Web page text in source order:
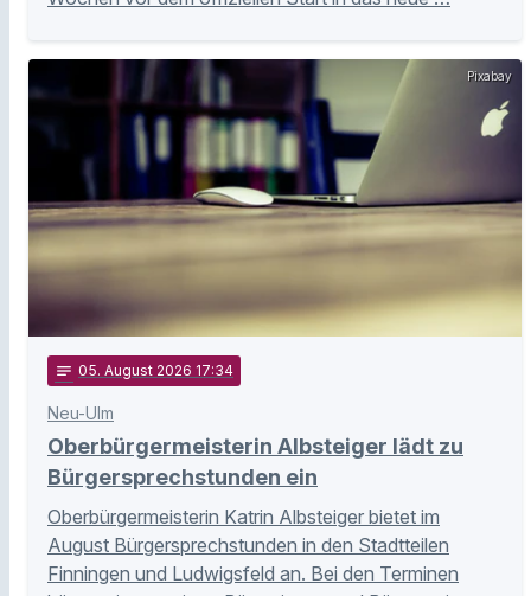
Pixabay
notes 05. August 2026 17:34
Neu-Ulm
Oberbürgermeisterin Albsteiger lädt zu
Bürgersprechstunden ein
Oberbürgermeisterin Katrin Albsteiger bietet im
August Bürgersprechstunden in den Stadtteilen
Finningen und Ludwigsfeld an. Bei den Terminen